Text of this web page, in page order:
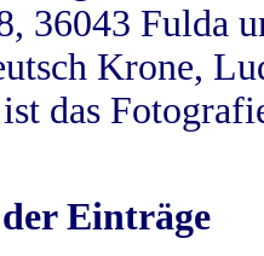
36043 Fulda
Krone,
das
Einträge